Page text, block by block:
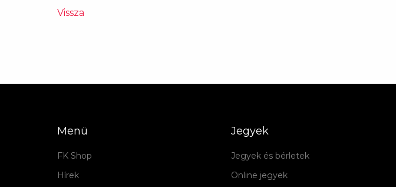
Vissza
Menü
FK Shop
Hírek
Jegyek
Jegyek és bérletek
Online jegyek